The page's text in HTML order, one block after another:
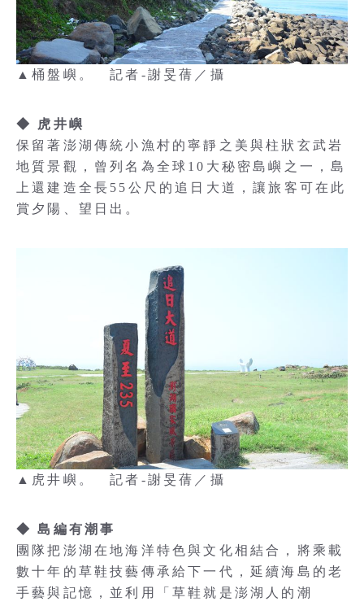
▲桶盤嶼。 記者-謝旻蒨／攝
◆ 虎井嶼
保留著澎湖傳統小漁村的寧靜之美與柱狀玄武岩
地質景觀，曾列名為全球10大秘密島嶼之一，島
上還建造全長55公尺的追日大道，讓旅客可在此
賞夕陽、望日出。
▲虎井嶼。 記者-謝旻蒨／攝
◆ 島編有潮事
團隊把澎湖在地海洋特色與文化相結合，將乘載
數十年的草鞋技藝傳承給下一代，延續海島的老
手藝與記憶，並利用「草鞋就是澎湖人的潮